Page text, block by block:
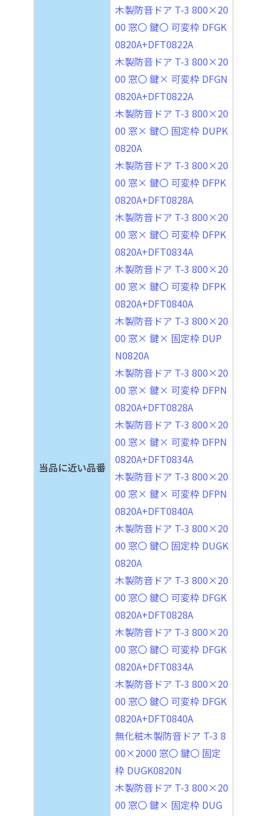
当品に近い品番
木製防音ドア T-3 800×20
00 窓〇 鍵〇 可変枠 DFGK
0820A+DFT0822A
木製防音ドア T-3 800×20
00 窓〇 鍵× 可変枠 DFGN
0820A+DFT0822A
木製防音ドア T-3 800×20
00 窓× 鍵〇 固定枠 DUPK
0820A
木製防音ドア T-3 800×20
00 窓× 鍵〇 可変枠 DFPK
0820A+DFT0828A
木製防音ドア T-3 800×20
00 窓× 鍵〇 可変枠 DFPK
0820A+DFT0834A
木製防音ドア T-3 800×20
00 窓× 鍵〇 可変枠 DFPK
0820A+DFT0840A
木製防音ドア T-3 800×20
00 窓× 鍵× 固定枠 DUP
N0820A
木製防音ドア T-3 800×20
00 窓× 鍵× 可変枠 DFPN
0820A+DFT0828A
木製防音ドア T-3 800×20
00 窓× 鍵× 可変枠 DFPN
0820A+DFT0834A
木製防音ドア T-3 800×20
00 窓× 鍵× 可変枠 DFPN
0820A+DFT0840A
木製防音ドア T-3 800×20
00 窓〇 鍵〇 固定枠 DUGK
0820A
木製防音ドア T-3 800×20
00 窓〇 鍵〇 可変枠 DFGK
0820A+DFT0828A
木製防音ドア T-3 800×20
00 窓〇 鍵〇 可変枠 DFGK
0820A+DFT0834A
木製防音ドア T-3 800×20
00 窓〇 鍵〇 可変枠 DFGK
0820A+DFT0840A
無化粧木製防音ドア T-3 8
00×2000 窓〇 鍵〇 固定
枠 DUGK0820N
木製防音ドア T-3 800×20
00 窓〇 鍵× 固定枠 DUG